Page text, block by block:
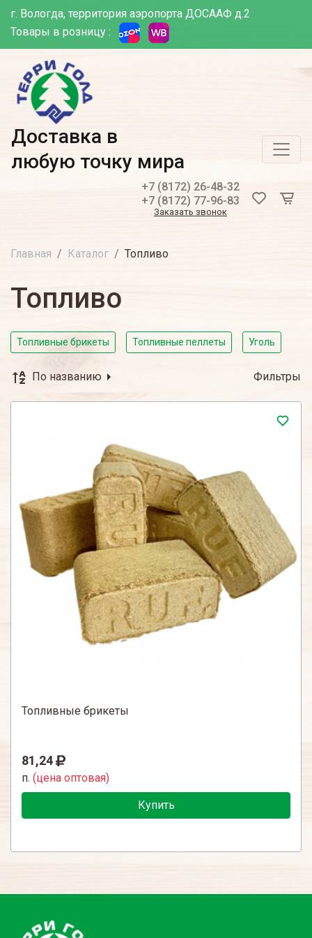
г. Вологда, территория аэропорта ДОСААФ д.2
Товары в розницу :
Доставка в
любую точку мира
+7 (8172) 26-48-32
+7 (8172) 77-96-83
Заказать звонок
Главная Каталог Топливо
Топливо
Топливные брикеты Топливные пеллеты Уголь
По названию Фильтры
Топливные брикеты
81,24
п. (цена оптовая)
Купить